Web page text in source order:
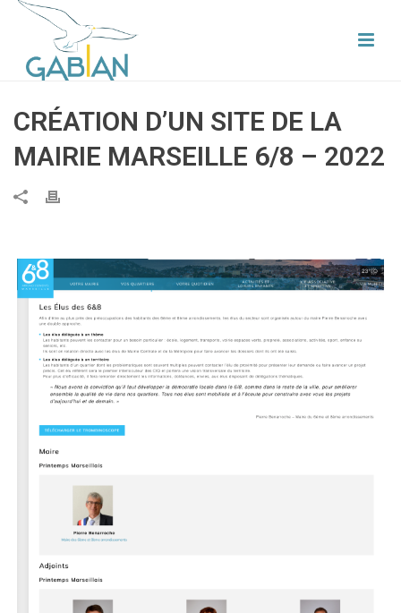
CRÉATION D’UN SITE DE LA
MAIRIE MARSEILLE 6/8 – 2022